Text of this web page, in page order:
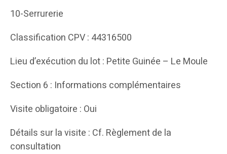
10-Serrurerie
Classification CPV : 44316500
Lieu d’exécution du lot : Petite Guinée – Le Moule
Section 6 : Informations complémentaires
Visite obligatoire : Oui
Détails sur la visite : Cf. Règlement de la
consultation